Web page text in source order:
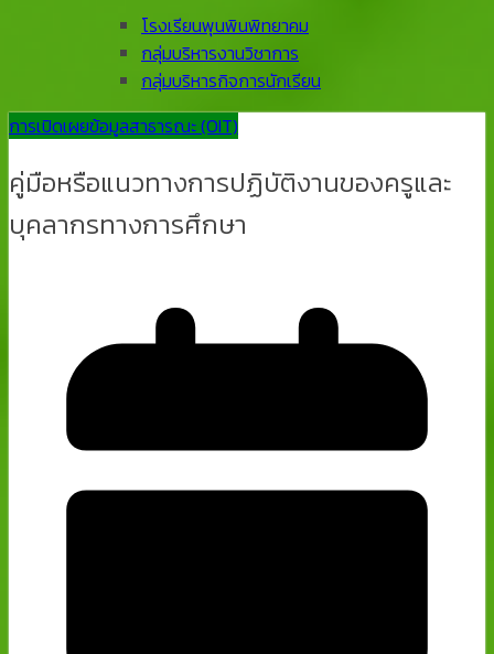
โรงเรียนพุนพินพิทยาคม
กลุ่มบริหารงานวิชาการ
กลุ่มบริหารกิจการนักเรียน
การเปิดเผยข้อมูลสาธารณะ (OIT)
คู่มือหรือแนวทางการปฏิบัติงานของครูและ
บุคลากรทางการศึกษา